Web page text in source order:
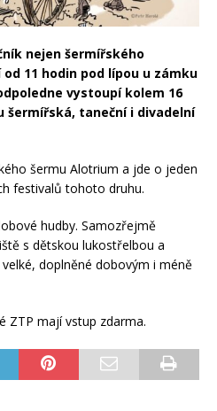
nejen šermířského
11 hodin pod lípou u zámku
vystoupí kolem 16
šermířská, taneční i divadelní
šermu Alotrium a jde o jeden
festivalů tohoto druhu.
hudby. Samozřejmě
s dětskou lukostřelbou a
doplněné dobovým i méně
ZTP mají vstup zdarma.